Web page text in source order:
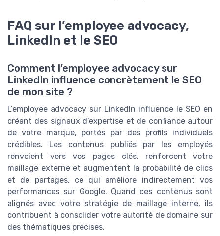
FAQ sur l’employee advocacy,
LinkedIn et le SEO
Comment l’employee advocacy sur
LinkedIn influence concrètement le SEO
de mon site ?
L’employee advocacy sur LinkedIn influence le SEO en
créant des signaux d’expertise et de confiance autour
de votre marque, portés par des profils individuels
crédibles. Les contenus publiés par les employés
renvoient vers vos pages clés, renforcent votre
maillage externe et augmentent la probabilité de clics
et de partages, ce qui améliore indirectement vos
performances sur Google. Quand ces contenus sont
alignés avec votre stratégie de maillage interne, ils
contribuent à consolider votre autorité de domaine sur
des thématiques précises.